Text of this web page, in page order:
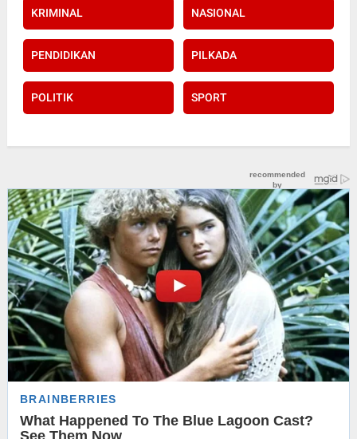
KRIMINAL NASIONAL
PENDIDIKAN PILKADA
POLITIK SPORT